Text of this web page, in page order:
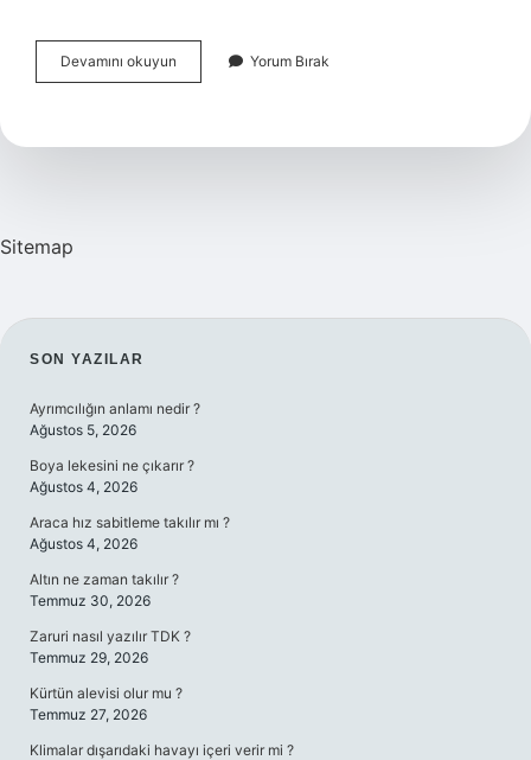
Devamını okuyun
Sensedim
Yorum Bırak
Sitemap
SIDEBAR
SON YAZILAR
Ayrımcılığın anlamı nedir ?
Ağustos 5, 2026
Boya lekesini ne çıkarır ?
Ağustos 4, 2026
Araca hız sabitleme takılır mı ?
Ağustos 4, 2026
Altın ne zaman takılır ?
Temmuz 30, 2026
Zaruri nasıl yazılır TDK ?
Temmuz 29, 2026
Kürtün alevisi olur mu ?
Temmuz 27, 2026
Klimalar dışarıdaki havayı içeri verir mi ?